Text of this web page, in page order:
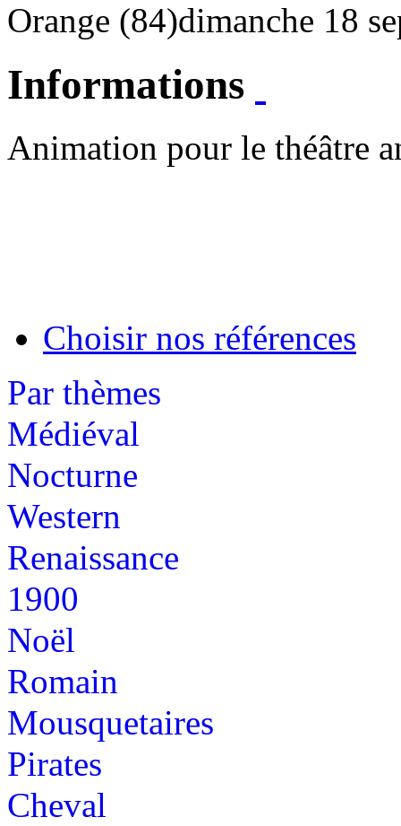
Orange (84)dimanche 18
Informations
Animation pour le théâtre
Choisir nos références
Par thèmes
Médiéval
Nocturne
Western
Renaissance
1900
Noël
Romain
Mousquetaires
Pirates
Cheval